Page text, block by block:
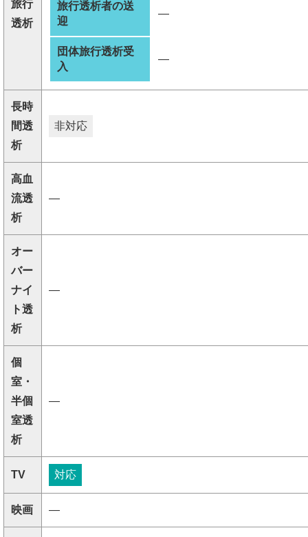
旅行
透析
旅行透析者の送
迎
―
団体旅行透析受
入
―
長時
間透
析
非対応
高血
流透
析
―
オー
バー
ナイ
ト透
析
―
個
室・
半個
室透
析
―
TV 対応
映画 ―